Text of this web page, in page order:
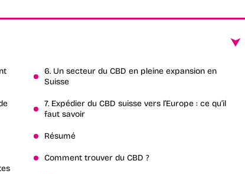
6. Un secteur du CBD en pleine expansion en
Suisse
7. Expédier du CBD suisse vers l’Europe : ce qu’il
faut savoir
Résumé
Comment trouver du CBD ?